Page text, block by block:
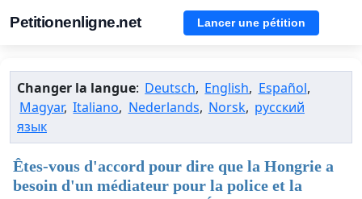
Petitionenligne.net Lancer une pétition
Changer la langue: Deutsch, English, Español,
Magyar, Italiano, Nederlands, Norsk, русский
язык
Êtes-vous d'accord pour dire que la Hongrie a
besoin d'un médiateur pour la police et la